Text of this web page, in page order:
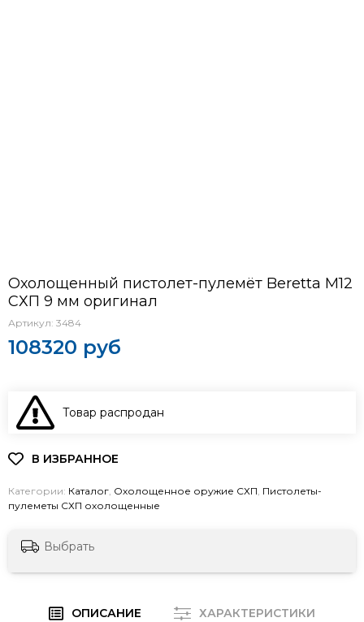
Охолощенный пистолет-пулемёт Beretta М12
СХП 9 мм оригинал
Артикул: 3484
108320 руб
Товар распродан
Категории: Каталог, Охолощенное оружие СХП, Пистолеты-
пулеметы СХП охолощенные
Выбрать
ОПИСАНИЕ ХАРАКТЕРИСТИКИ